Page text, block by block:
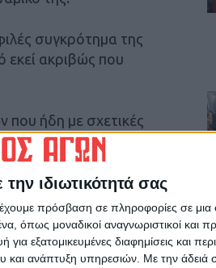
ιδιωτικότητά σας
έχουμε πρόσβαση σε πληροφορίες σε
όπως μοναδικοί αναγνωριστικοί και
εξατομικευμένες διαφημίσεις και
και ανάπτυξη υπηρεσιών. Με την άδειά
συγκρότημα της
εκεί ακριβώς που
που ήδη με σχετικές
Σταυρό.
η προπόνηση θα είναι